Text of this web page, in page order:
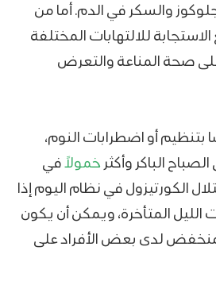
والسكر في الدم. أما من
للالتهابات المختلفة
صحة المناعة والتعرض
بتنظيم أو اضطرابات النوم،
الباكر وأكثر خمولاًفي
الكورتيزول في نظام اليوم إذا
المتأخرة، ويمكن أن يكون
منخفض لدى بعض الأفراد على